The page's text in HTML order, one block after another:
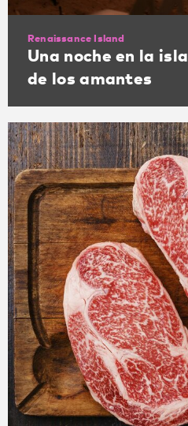
Renaissance Island
Una noche en la isla
de los amantes